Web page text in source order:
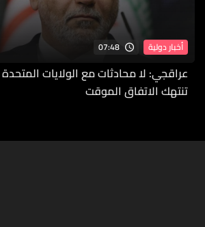
أخبار دولية 07:48
عراقجي: لا محادثات مع الولايات
تنتهك الاتفاق الموقت